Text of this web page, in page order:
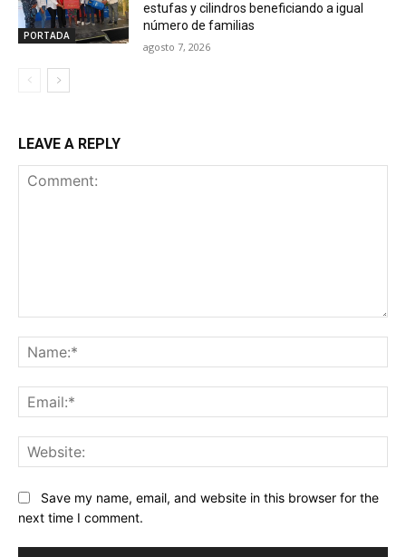
PORTADA
estufas y cilindros beneficiando a igual
número de familias
agosto 7, 2026
LEAVE A REPLY
Save my name, email, and website in this browser for the
next time I comment.